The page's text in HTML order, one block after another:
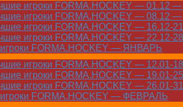
игроки FORMA.HOCKEY — 01.12 —
игроки FORMA.HOCKEY — 08.12 —
игроки FORMA.HOCKEY — 16.12-
игроки FORMA.HOCKEY — 22.12-
FORMA.HOCKEY — ЯНВАРЬ
игроки FORMA.HOCKEY — 12.01-
игроки FORMA.HOCKEY — 19.01-
игроки FORMA.HOCKEY — 26.01-
FORMA.HOCKEY — ФЕВРАЛЬ